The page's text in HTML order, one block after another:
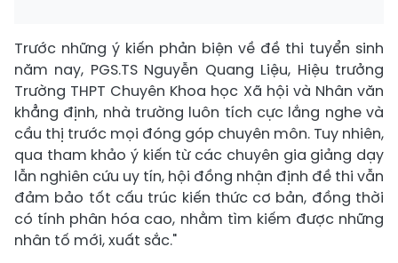
Trước những ý kiến phản biện về đề thi tuyển sinh
năm nay, PGS.TS Nguyễn Quang Liệu, Hiệu trưởng
Trường THPT Chuyên Khoa học Xã hội và Nhân văn
khẳng định, nhà trường luôn tích cực lắng nghe và
cầu thị trước mọi đóng góp chuyên môn. Tuy nhiên,
qua tham khảo ý kiến từ các chuyên gia giảng dạy
lẫn nghiên cứu uy tín, hội đồng nhận định đề thi vẫn
đảm bảo tốt cấu trúc kiến thức cơ bản, đồng thời
có tính phân hóa cao, nhằm tìm kiếm được những
nhân tố mới, xuất sắc."